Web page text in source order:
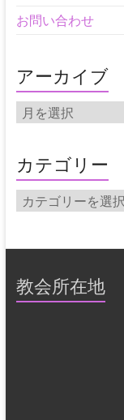
お問い合わせ
アーカイブ
ア
ー
イ
ブ
カテゴリー
カ
テ
教会所在地